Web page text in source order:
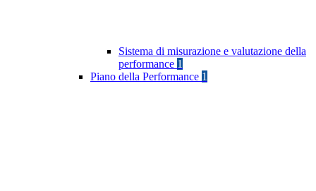
Sistema di misurazione e valutazione della
performance 1
Piano della Performance 1